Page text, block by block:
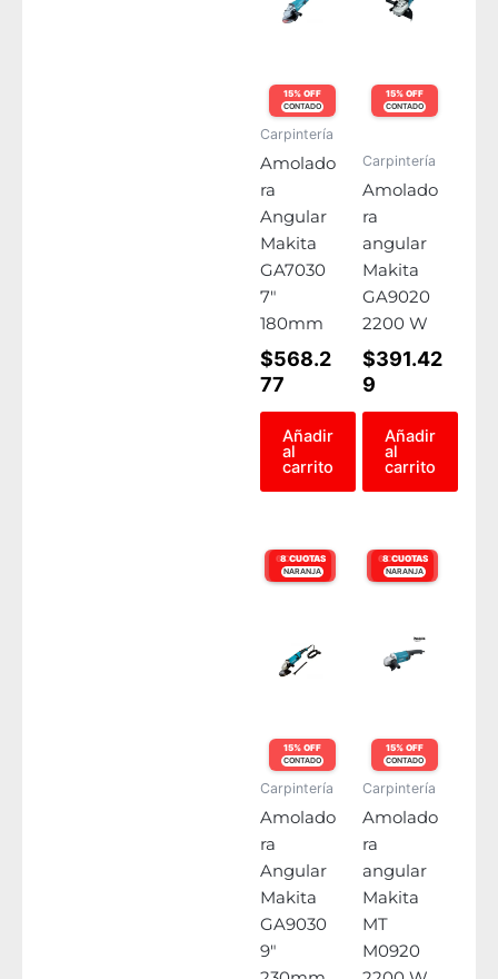
15% OFF
CONTADO
Carpintería
Amolado
ra
Angular
Makita
GA7030
7″
180mm
$568.2
77
Añadir
al
carrito
15% OFF
CONTADO
Carpintería
Amolado
ra
angular
Makita
GA9020
2200 W
$391.42
9
Añadir
al
carrito
6 CUOTAS
VISA
8 CUOTAS
NARANJA
15% OFF
CONTADO
Carpintería
Amolado
ra
Angular
Makita
GA9030
9″
6 CUOTAS
VISA
8 CUOTAS
NARANJA
15% OFF
CONTADO
Carpintería
Amolado
ra
angular
Makita
MT
M0920